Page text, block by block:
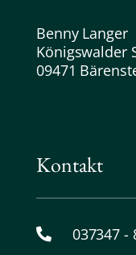
Benny Langer
Königswalder
09471
Kontakt
037347 -